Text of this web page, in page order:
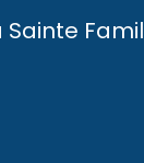
Sainte